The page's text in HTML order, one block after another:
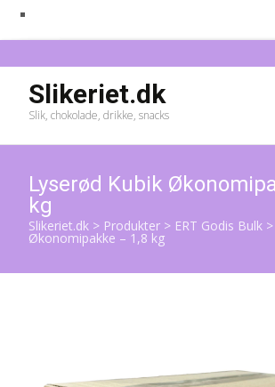
Slikeriet.dk
Slik, chokolade, drikke, snacks
Lyserød Kubik
kg
Slikeriet.dk > Produkter > ERT Godis Bulk >
Økonomipakke – 1,8 kg